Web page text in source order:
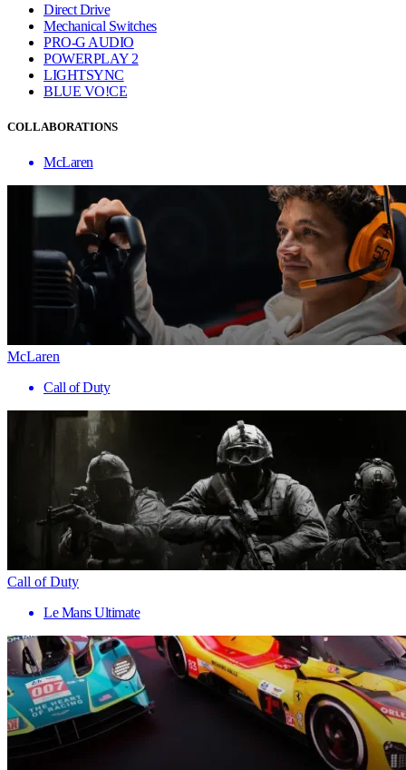
Direct Drive
Mechanical Switches
PRO-G AUDIO
POWERPLAY 2
LIGHTSYNC
BLUE VO!CE
COLLABORATIONS
McLaren
McLaren
Call of Duty
Call of Duty
Le Mans Ultimate